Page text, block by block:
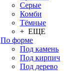
Серые
Комби
Тёмные
+ ЕЩЕ
По форме
Под камень
Под кирпич
Под дерево